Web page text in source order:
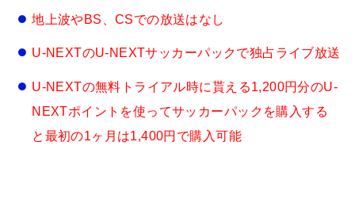
地上波やBS、CSでの放送はなし
U-NEXTのU-NEXTサッカーパックで独占ライブ放送
U-NEXTの無料トライアル時に貰える1,200円分のU-
NEXTポイントを使ってサッカーパックを購入する
と最初の1ヶ月は1,400円で購入可能